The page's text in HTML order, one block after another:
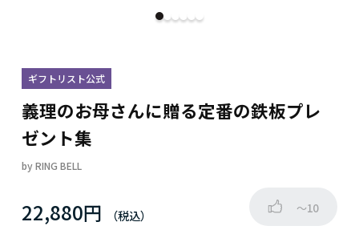
ギフトリスト公式
義理のお母さんに贈る定番の鉄板プレ
ゼント集
byRING BELL
22,880円 ～10